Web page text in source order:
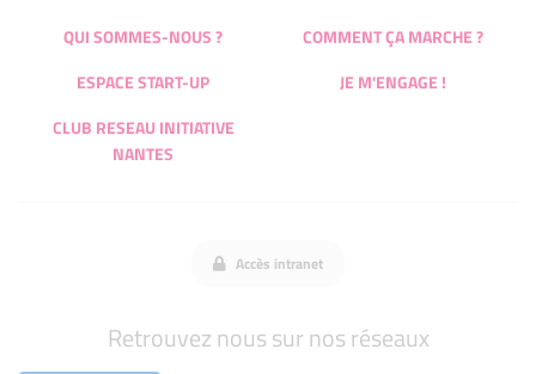
QUI SOMMES-NOUS ?
COMMENT ÇA MARCHE ?
ESPACE START-UP
JE M'ENGAGE !
CLUB RESEAU INITIATIVE
NANTES
Accès intranet
Retrouvez nous sur nos réseaux